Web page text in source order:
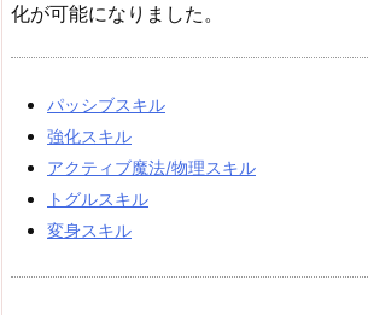
化が可能になりました。
パッシブスキル
強化スキル
アクティブ魔法/物理スキル
トグルスキル
変身スキル